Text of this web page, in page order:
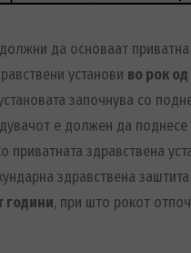
да основаат
установи во рок
започнува со
е должен да
приватната здравствена
здравствена
години, при што рокот